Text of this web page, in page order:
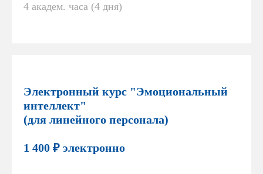
4 академ. часа (4 дня)
Электронный курс "Эмоциональный
интеллект"
(для линейного персонала)
1 400 ₽ электронно